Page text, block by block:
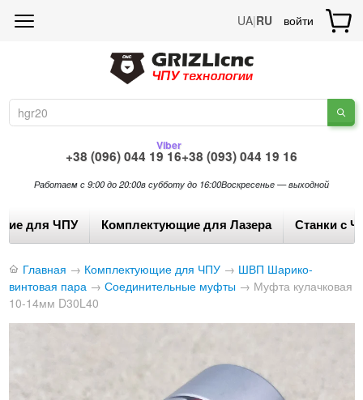
UA|RU войти
+38 (096) 044 19 16
Viber
+38 (093) 044 19 16
Работаем с 9:00 до 20:00в субботу до 16:00Воскресенье — выходной
для ЧПУ Комплектующие для Лазера Станки с
Главная → Комплектующие для ЧПУ → ШВП Шарико-
винтовая пара → Соединительные муфты → Муфта кулачковая
10-14мм D30L40